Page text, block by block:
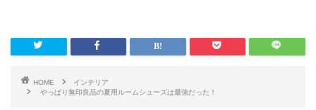
HOME
インテリア
やっぱり無印良品の夏用ルームシューズは最強だった！